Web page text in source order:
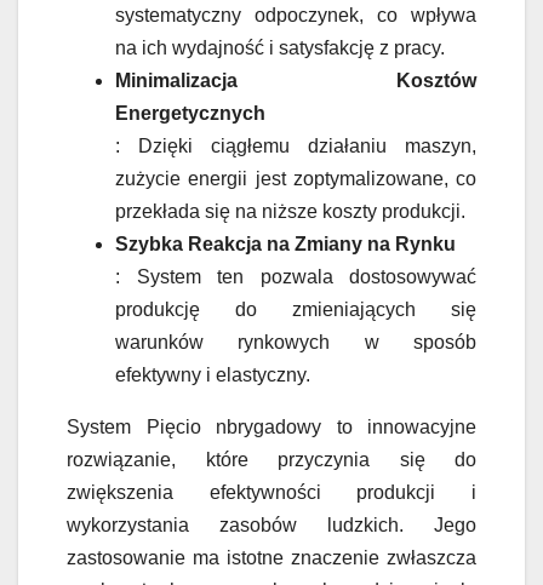
systematyczny odpoczynek, co wpływa
na ich wydajność i satysfakcję z pracy.
Minimalizacja Kosztów
Energetycznych
: Dzięki ciągłemu działaniu maszyn,
zużycie energii jest zoptymalizowane, co
przekłada się na niższe koszty produkcji.
Szybka Reakcja na Zmiany na Rynku
: System ten pozwala dostosowywać
produkcję do zmieniających się
warunków rynkowych w sposób
efektywny i elastyczny.
System Pięcio nbrygadowy to innowacyjne
rozwiązanie, które przyczynia się do
zwiększenia efektywności produkcji i
wykorzystania zasobów ludzkich. Jego
zastosowanie ma istotne znaczenie zwłaszcza